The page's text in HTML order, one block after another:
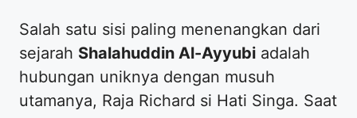
​Salah satu sisi paling menenangkan dari
sejarah Shalahuddin Al-Ayyubi adalah
hubungan uniknya dengan musuh
utamanya, Raja Richard si Hati Singa. Saat